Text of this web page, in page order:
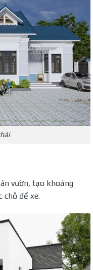
vườn, tạo khoảng
chỗ để xe.